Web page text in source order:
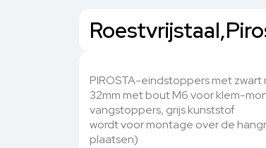
PIROSTA-eindstoppers met
32mm met bout M6 voor klem-
vangstoppers, grijs kunststof
wordt voor montage over de
plaatsen)